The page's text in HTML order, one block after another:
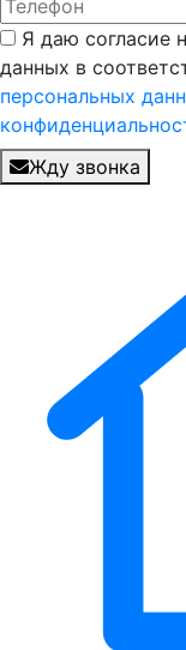
Я даю согласие
данных в
персональных
Жду звонка